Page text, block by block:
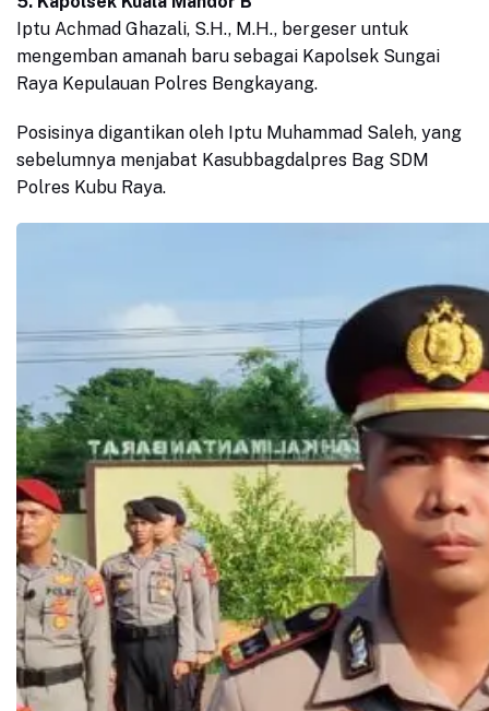
Iptu Achmad Ghazali, S.H., M.H., bergeser untuk
mengemban amanah baru sebagai Kapolsek Sungai
Raya Kepulauan Polres Bengkayang.
Posisinya digantikan oleh Iptu Muhammad Saleh, yang
sebelumnya menjabat Kasubbagdalpres Bag SDM
Polres Kubu Raya.